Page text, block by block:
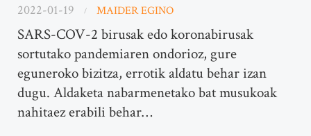
2022-01-19 MAIDER EGINO
SARS-COV-2 birusak edo koronabirusak
sortutako pandemiaren ondorioz, gure
eguneroko bizitza, errotik aldatu behar izan
dugu. Aldaketa nabarmenetako bat musukoak
nahitaez erabili behar…